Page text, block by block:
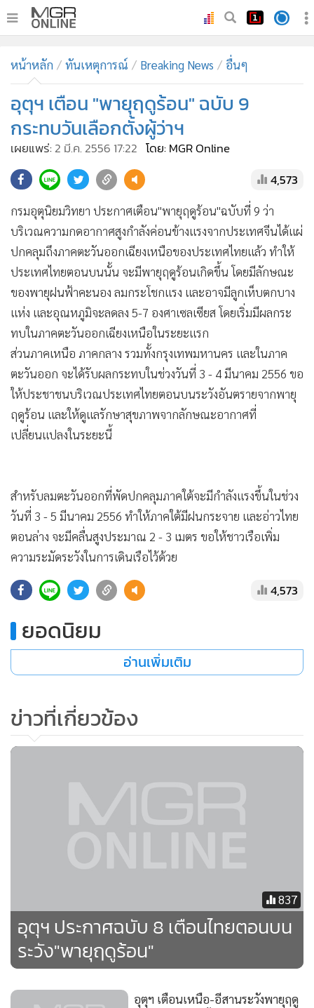
ทันเหตุการณ์
• ภาคใต้
ภูมิภาค
Online Section
• ผู้จัดการรายวัน
• คอลัมนิสต์
• ละคร
• CbizReview
• Cyber BIZ
• ผู้จัดกวน
• Good health & Well-being
• Green Innovation & SD
• Management & HR
• MGR Live
• Infographic
• การเมือง
•
ต่างประเทศ
• Special Scoop
• เศรษฐกิจ-ธุรกิจ
• จีน
• อาชญากรรม
•
Motoring
• เกม
หุ้น
• อินโดจีน
• กองทุนรวม
หน้าหลัก ทันเหตุการณ์ Breaking News อื่นๆ
อุตุฯ เตือน "พายุฤดูร้อน" ฉบับ 9
กระทบวันเลือกตั้งผู้ว่าฯ
เผยแพร่: 2 มี.ค. 2556 17:22 โดย: MGR Online
4,573
กรมอุตุนิยมวิทยา ประกาศเตือน"พายุฤดูร้อน"ฉบับที่ 9 ว่า
บริเวณความกดอากาศสูงกำลังค่อนข้างแรงจากประเทศจีนได้แผ่
ปกคลุมถึงภาคตะวันออกเฉียงเหนือของประเทศไทยแล้ว ทำให้
ประเทศไทยตอนบนนั้น จะมีพายุฤดูร้อนเกิดขึ้น โดยมีลักษณะ
ของพายุฝนฟ้าคะนอง ลมกระโชกแรง และอาจมีลูกเห็บตกบาง
แห่ง และอุณหภูมิจะลดลง 5-7 องศาเซลเซียส โดยเริ่มมีผลกระ
ทบในภาคตะวันออกเฉียงเหนือในระยะแรก
ส่วนภาคเหนือ ภาคกลาง รวมทั้งกรุงเทพมหานคร และในภาค
ตะวันออก จะได้รับผลกระทบในช่วงวันที่ 3 - 4 มีนาคม 2556 ขอ
ให้ประชาชนบริเวณประเทศไทยตอนบนระวังอันตรายจากพายุ
ฤดูร้อน และให้ดูแลรักษาสุขภาพจากลักษณะอากาศที่
เปลี่ยนแปลงในระยะนี้
สำหรับลมตะวันออกที่พัดปกคลุมภาคใต้จะมีกำลังแรงขึ้นในช่วง
วันที่ 3 - 5 มีนาคม 2556 ทำให้ภาคใต้มีฝนกระจาย และอ่าวไทย
ตอนล่าง จะมีคลื่นสูงประมาณ 2 - 3 เมตร ขอให้ชาวเรือเพิ่ม
ความระมัดระวังในการเดินเรือไว้ด้วย
4,573
ยอดนิยม
อ่านเพิ่มเติม
ข่าวที่เกี่ยวข้อง
837
อุตุฯ ประกาศฉบับ 8 เตือนไทยตอนบน
ระวัง"พายุฤดูร้อน"
อุตุฯ เตือนเหนือ-อีสานระวังพายุฤดู